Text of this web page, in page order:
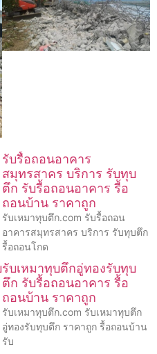
รับรื้อถอนอาคาร
สมุทรสาคร บริการ รับทุบ
ตึก รับรื้อถอนอาคาร รื้อ
ถอนบ้าน ราคาถูก
รับเหมาทุบตึก.com รับรื้อถอน
อาคารสมุทรสาคร บริการ รับทุบตึก
รื้อถอนโกด
รับเหมาทุบตึกอู่ทองรับทุบ
ตึก รับรื้อถอนอาคาร รื้อ
ถอนบ้าน ราคาถูก
รับเหมาทุบตึก.com รับเหมาทุบตึก
อู่ทองรับทุบตึก ราคาถูก รื้อถอนบ้าน
รับ